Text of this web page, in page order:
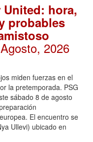
United: hora,
probables
2026
miden fuerzas en el
la pretemporada. PSG
sábado 8 de agosto
El encuentro se
Ullevi) ubicado en